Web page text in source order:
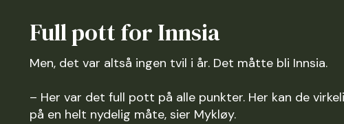
Full pott for Innsia
Men, det var altså ingen tvil i år. Det måtte bli Innsia.
– Her var det full pott på alle punkter. Her kan de
på en helt nydelig måte, sier Mykløy.